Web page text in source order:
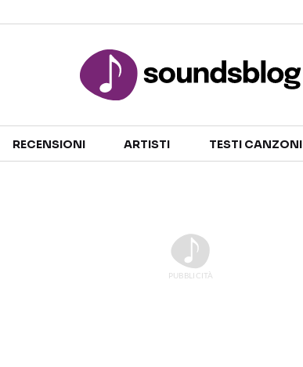
TALENT SHOW
RECENSIONI ARTISTI TESTI CANZONI